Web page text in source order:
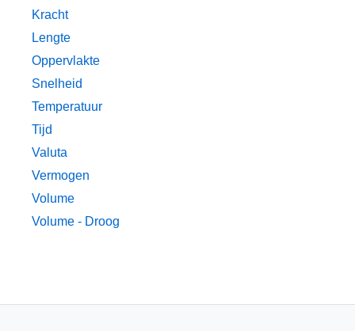
Kracht
Lengte
Oppervlakte
Snelheid
Temperatuur
Tijd
Valuta
Vermogen
Volume
Volume - Droog